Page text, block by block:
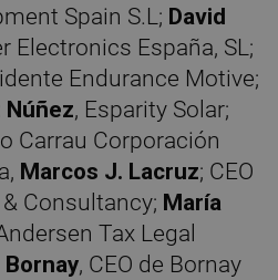
Spain S.L; David
Electronics España, SL;
Endurance Motive;
, Esparity Solar;
Carrau Corporación
Marcos J. Lacruz; CEO
Consultancy; María
Tax Legal
Bornay, CEO de Bornay